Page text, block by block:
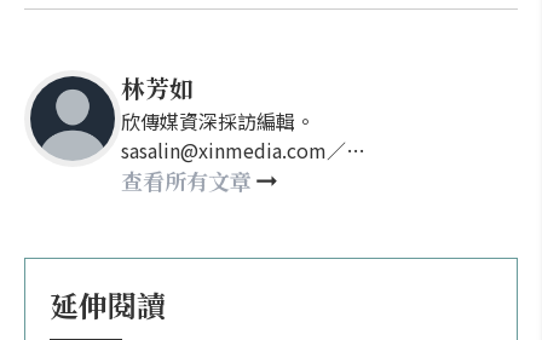
林芳如
欣傳媒資深採訪編輯。
sasalin@xinmedia.com／
happy21917@gmail.com
查看所有文章
延伸閱讀